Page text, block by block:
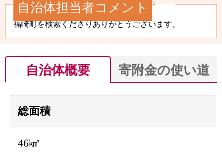
自治体担当者コメント
福崎町を検索くださりありがとうございます。
自治体概要
総面積
46㎢
寄附金の使い道